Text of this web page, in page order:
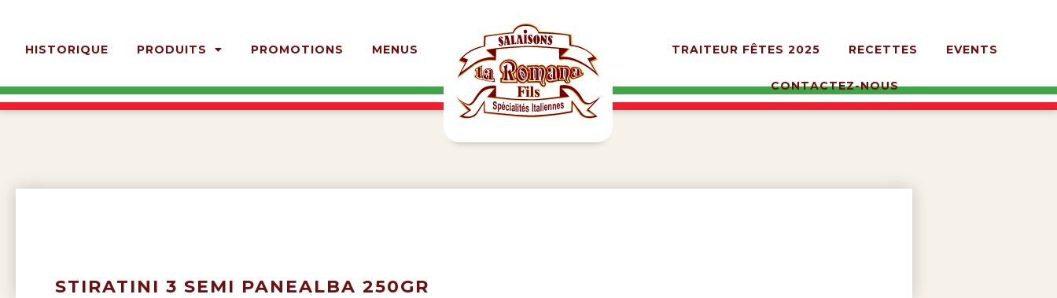
HISTORIQUE PRODUITS PROMOTIONS MENUS TRAITEUR FÊTES 2025 RECETTES EVENTS
CONTACTEZ-NOUS
STIRATINI 3 SEMI PANEALBA 250GR